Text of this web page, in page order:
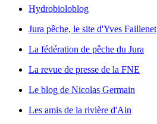
Hydrobioloblog
Jura pêche, le site d'Yves Faillenet
La fédération de pêche du Jura
La revue de presse de la FNE
Le blog de Nicolas Germain
Les amis de la rivière d'Ain